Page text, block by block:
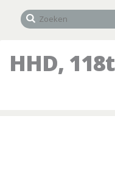
HHD,